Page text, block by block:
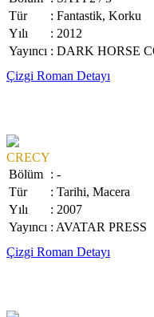
Tür
: Fantastik, Korku
Yılı
: 2012
Yayıncı : DARK HORSE
Çizgi Roman Detayı
CRECY
Bölüm : -
Tür
: Tarihi, Macera
Yılı
: 2007
Yayıncı : AVATAR PRESS
Çizgi Roman Detayı